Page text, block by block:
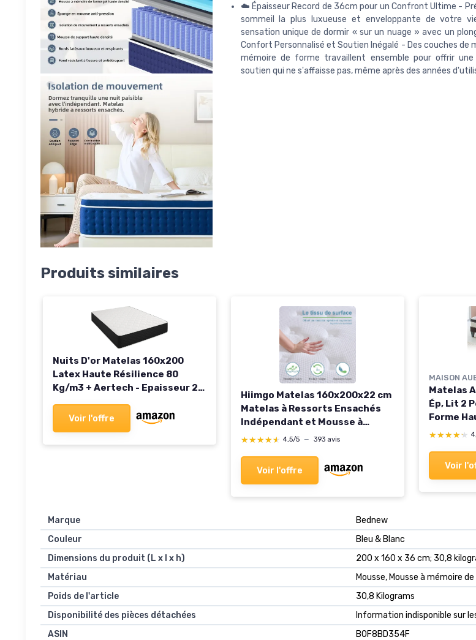
☁️ Épaisseur Record de 36cm pour un Confront Ultime -
sommeil la plus luxueuse et enveloppante de votre
sensation unique de dormir « sur un nuage » avec un
Confort Personnalisé et Soutien Inégalé - Des couches de
mémoire de forme travaillent ensemble pour offrir
soutien qui ne s'affaisse pas, même après des années
Produits similaires
Nuits D'or Matelas 160x200
Latex Haute Résilience 80
Kg/m3 + Aertech - Epaisseur 20
Matelas Offert 160 200 160 x
200 cm
Voir l'offre
Hiimgo Matelas 160x200x22 cm
Matelas à Ressorts Ensachés
Indépendant et Mousse à
Mémoire De Forme, Dureté
Parfait, Respirant
(160x200x22) 160x200x22
★★★★★
★★★★★ 4,5/5 — 393 avis
Voir l'offre
MAISON
Matelas
Ép, Lit 2
Forme
Accueil
160 x 200
★★★★★
★★★★★
Voir
Marque
‎Bednew
Couleur
‎Bleu & Blanc
Dimensions du produit (L x l x h)
‎200 x 160 x 36 cm; 30,8
Matériau
‎Mousse, Mousse à mémoire
Poids de l'article
‎30,8 Kilograms
Disponibilité des pièces détachées
‎Information indisponible sur
ASIN
B0F8BD354F